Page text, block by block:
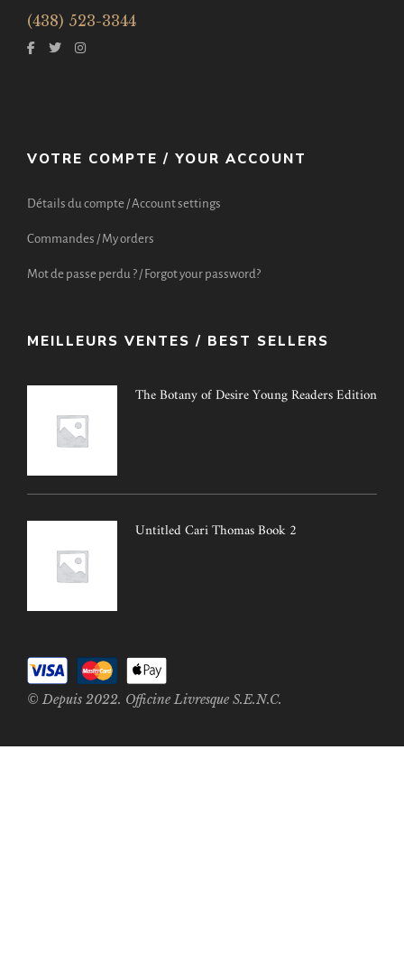
(438) 523-3344
VOTRE COMPTE / YOUR ACCOUNT
Détails du compte / Account settings
Commandes / My orders
Mot de passe perdu ? / Forgot your password?
MEILLEURS VENTES / BEST SELLERS
The Botany of Desire Young Readers Edition
Untitled Cari Thomas Book 2
© Depuis 2022. Officine Livresque S.E.N.C.